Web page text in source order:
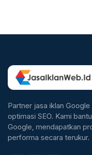
Partner jasa iklan
optimasi SEO. Kami
Google, mendapatkan
performa secara terukur.